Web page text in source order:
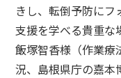
きし、転倒予防に
支援を学べる貴重な
飯塚智香様（作業療
況、島根県庁の嘉本